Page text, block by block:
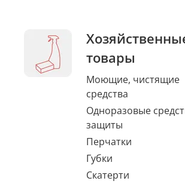
товары
Моющие, чистящие
средства
Одноразовые
защиты
Перчатки
Губки
Скатерти